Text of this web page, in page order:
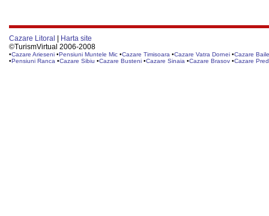
Cazare Litoral
Harta site
©TurismVirtual 2006-2008
•Cazare Arieseni •Pensiuni Muntele Mic •Cazare Timisoara •Cazare Vatra Dornei •Cazare
•Pensiuni Ranca •Cazare Sibiu •Cazare Busteni •Cazare Sinaia •Cazare Brasov •Cazare